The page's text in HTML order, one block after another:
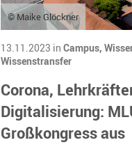
© Maike Glöckner
13.11.2023 in Campus,
Wissenstransfer
Corona,
Digitalisierung:
Großkongress aus